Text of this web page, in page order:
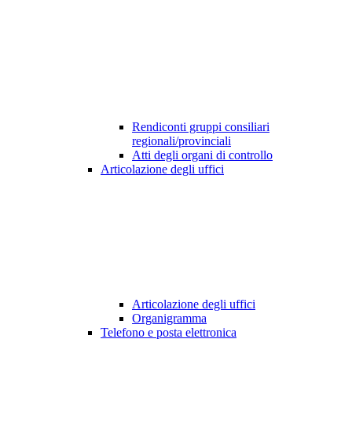
Rendiconti gruppi consiliari
regionali/provinciali
Atti degli organi di controllo
Articolazione degli uffici
Articolazione degli uffici
Organigramma
Telefono e posta elettronica